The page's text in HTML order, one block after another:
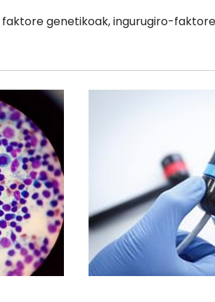
genetikoak, ingurugiro-